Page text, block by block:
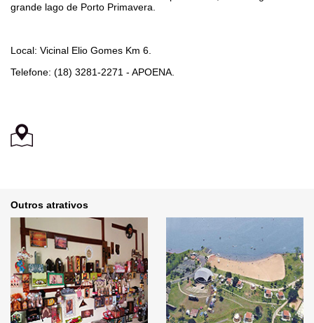
grande lago de Porto Primavera.
Local: Vicinal Elio Gomes Km 6.
Telefone: (18) 3281-2271 - APOENA.
Outros atrativos